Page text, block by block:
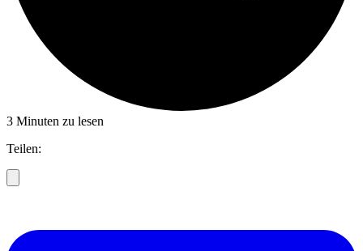
3 Minuten zu lesen
Teilen: